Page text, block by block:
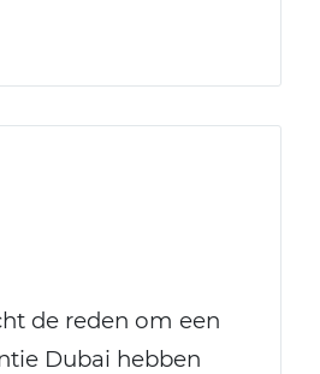
de reden om een
Dubai hebben